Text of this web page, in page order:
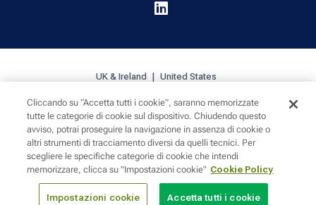

UK & Ireland United States
Privacy
Cliccando su “Accetta tutti i cookie”, saranno memorizzate
tutte le categorie di cookie sul dispositivo. Chiudendo questo
avviso, potrai proseguire la navigazione in assenza di cookie o
altri strumenti di tracciamento diversi da quelli tecnici. Per
scegliere le specifiche categorie di cookie che intendi
memorizzare, clicca su "Impostazioni cookie" Cookie Policy
Impostazioni cookie Accetta tutti i cookie